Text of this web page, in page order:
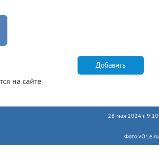
на сайте
Добавить
28 мая 2024 г. 9:10
Фото vOrle.ru